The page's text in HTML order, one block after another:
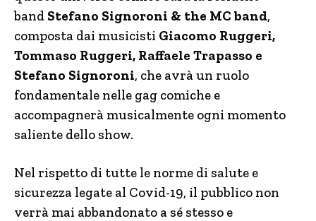
band Stefano Signoroni & the MC band,
composta dai musicisti Giacomo Ruggeri,
Tommaso Ruggeri, Raffaele Trapasso e
Stefano Signoroni, che avrà un ruolo
fondamentale nelle gag comiche e
accompagnerà musicalmente ogni momento
saliente dello show.
Nel rispetto di tutte le norme di salute e
sicurezza legate al Covid-19, il pubblico non
verrà mai abbandonato a sé stesso e